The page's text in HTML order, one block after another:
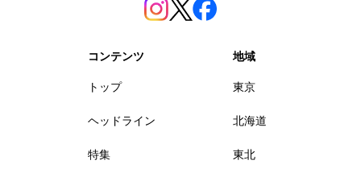
コンテンツ
トップ
ヘッドライン
特集
地域
東京
北海道
東北